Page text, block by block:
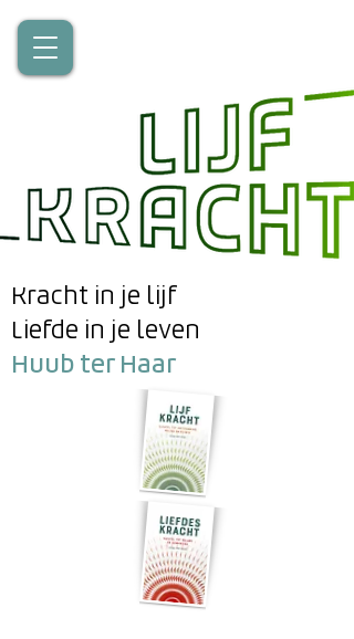
Kracht in je lijf
Liefde in je leven
Huub ter Haar